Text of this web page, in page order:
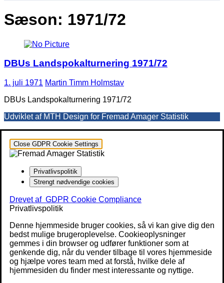
Sæson: 1971/72
DBUs Landspokalturnering 1971/72
1. juli 1971 Martin Timm Holmstav
DBUs Landspokalturnering 1971/72
Udviklet af MTH Design for Fremad Amager Statistik
Close GDPR Cookie Settings
Privatlivspolitik
Strengt nødvendige cookies
Drevet af GDPR Cookie Compliance
Privatlivspolitik
Denne hjemmeside bruger cookies, så vi kan give dig den
bedst mulige brugeroplevelse. Cookieoplysninger
gemmes i din browser og udfører funktioner som at
genkende dig, når du vender tilbage til vores hjemmeside
og hjælpe vores team med at forstå, hvilke dele af
hjemmesiden du finder mest interessante og nyttige.